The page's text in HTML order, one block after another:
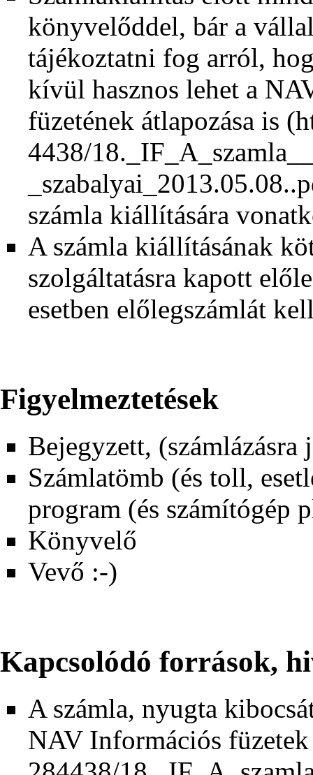
könyvelőddel, bár a
tájékoztatni fog arról,
kívül hasznos lehet a
füzetének átlapozása is
számla kiállítására
A számla kiállításának
szolgáltatásra kapott
esetben előlegszámlát
Figyelmeztetések
Bejegyzett,
Számlatömb (és toll,
program (és számítógép
Könyvelő
Vevő :-)
Kapcsolódó források,
A számla, nyugta
NAV Információs füzetek